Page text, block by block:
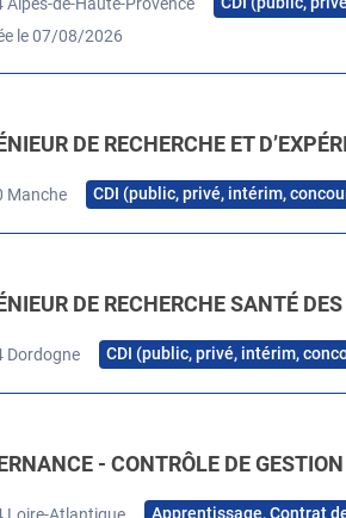
le 07/08/2026
DE RECHERCHE ET
Manche CDI (public, privé, intérim,
DE RECHERCHE SANTÉ
Dordogne CDI (public, privé, intérim,
- CONTRÔLE DE
Loire-Atlantique
Apprentissage, Contrat